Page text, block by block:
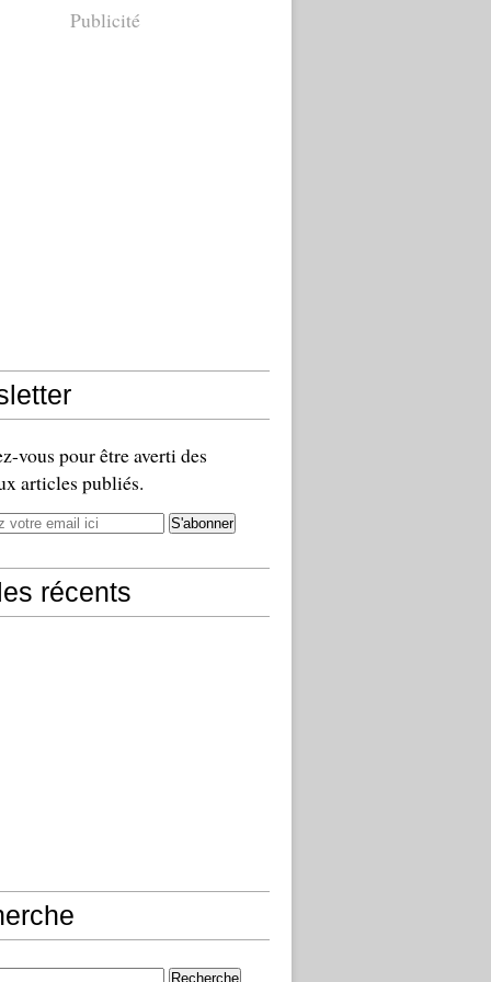
Publicité
vous pour être averti des
articles publiés.
récents